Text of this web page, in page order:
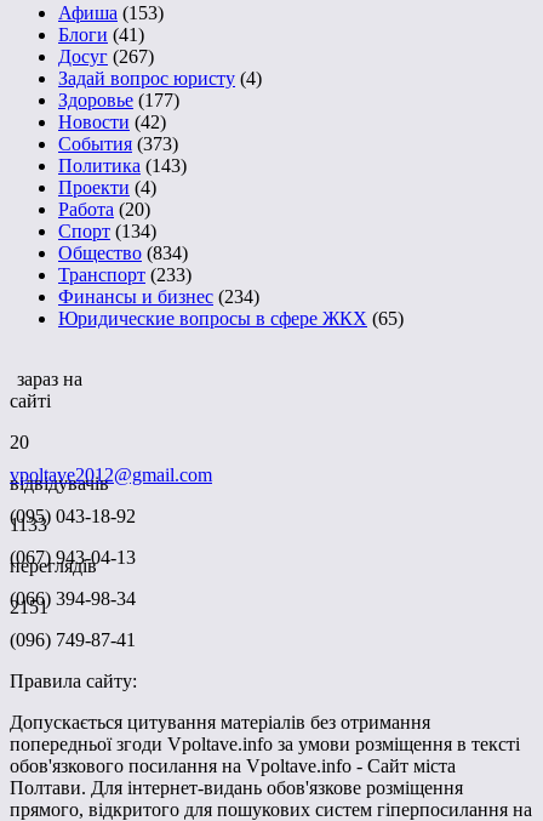
Афиша (153)
Блоги (41)
Досуг (267)
Задай вопрос юристу (4)
Здоровье (177)
Новости (42)
События (373)
Политика (143)
Проекти (4)
Работа (20)
Спорт (134)
Общество (834)
Транспорт (233)
Финансы и бизнес (234)
Юридические вопросы в сфере ЖКХ (65)
зараз на
сайті
20
відвідувачів
1133
переглядів
2151
vpoltave2012@gmail.com
(095) 043-18-92
(067) 943-04-13
(066) 394-98-34
(096) 749-87-41
Правила сайту:
Допускається цитування матеріалів без отримання
попередньої згоди Vpoltave.info за умови розміщення в тексті
обов'язкового посилання на Vpoltave.info - Сайт міста
Полтави. Для інтернет-видань обов'язкове розміщення
прямого, відкритого для пошукових систем гіперпосилання на